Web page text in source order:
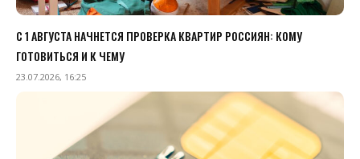
С 1 АВГУСТА НАЧНЕТСЯ ПРОВЕРКА КВАРТИР РОССИЯН: КОМУ
ГОТОВИТЬСЯ И К ЧЕМУ
23.07.2026, 16:25